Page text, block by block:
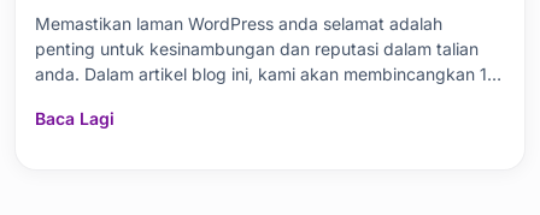
Memastikan laman WordPress anda selamat adalah
penting untuk kesinambungan dan reputasi dalam talian
anda. Dalam artikel blog ini, kami akan membincangkan 10
Kami akan menyentuh keperluan menggunakan plugin
Baca Lagi